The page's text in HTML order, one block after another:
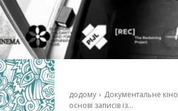
додому Документальне кіно
основі записів із...